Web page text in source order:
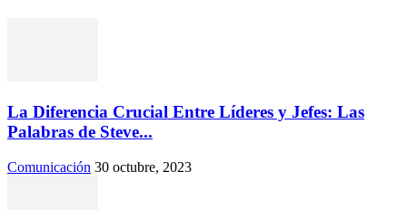
La Diferencia Crucial Entre Líderes y Jefes: Las
Palabras de Steve...
Comunicación 30 octubre, 2023